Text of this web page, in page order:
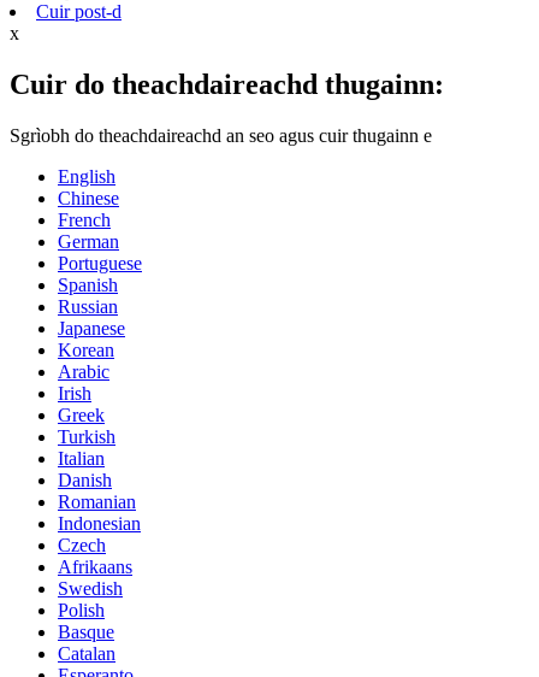
Cuir post-d
x
Cuir do theachdaireachd thugainn:
Sgrìobh do theachdaireachd an seo agus cuir thugainn e
English
Chinese
French
German
Portuguese
Spanish
Russian
Japanese
Korean
Arabic
Irish
Greek
Turkish
Italian
Danish
Romanian
Indonesian
Czech
Afrikaans
Swedish
Polish
Basque
Catalan